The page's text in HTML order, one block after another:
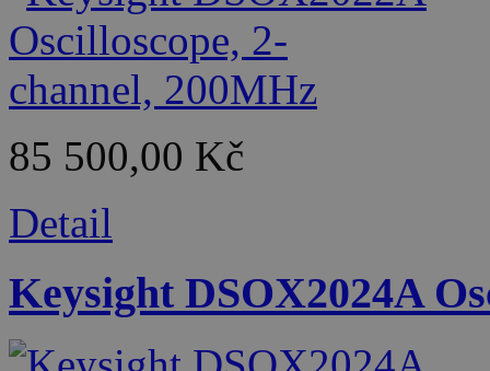
85 500,00 Kč
Detail
Keysight DSOX2024A